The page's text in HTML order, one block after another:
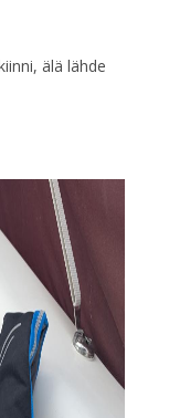
älä lähde